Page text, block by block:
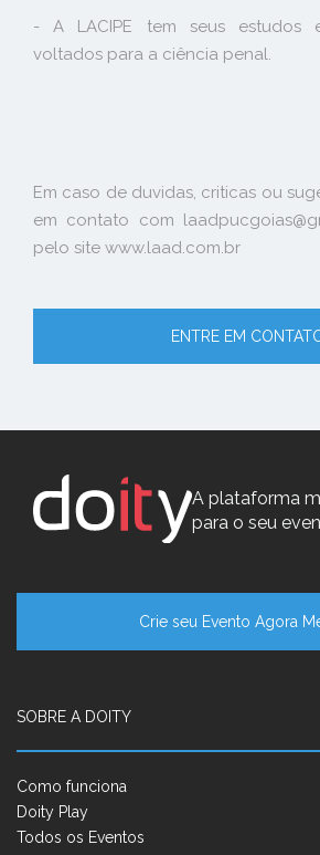
- A LACIPE tem seus estudos
voltados para a ciência penal.
Em caso de duvidas, criticas ou
em contato com
pelo site www.laad.com.br
ENTRE EM
A plataforma
para o seu
Crie seu Evento Agora
SOBRE A DOITY
Como funciona
Doity Play
Todos os Eventos